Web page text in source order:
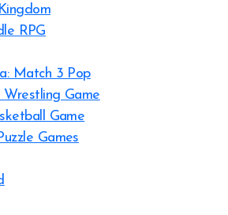
RPG
Match 3 Pop
Game
Game
Games